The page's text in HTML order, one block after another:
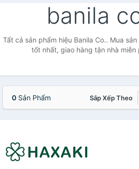
Face Shop
banila
Tất cả sản phẩm hiệu Banila Co.. Mua
tốt nhất, giao hàng tận nhà miễn
0 Sản Phẩm Sắp Xếp Theo